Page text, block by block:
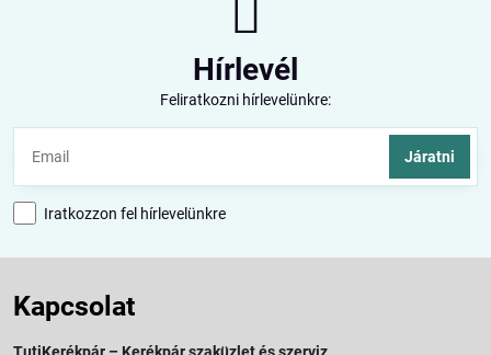
Hírlevél
Feliratkozni hírlevelünkre:
Járatni
Iratkozzon fel hírlevelünkre
Kapcsolat